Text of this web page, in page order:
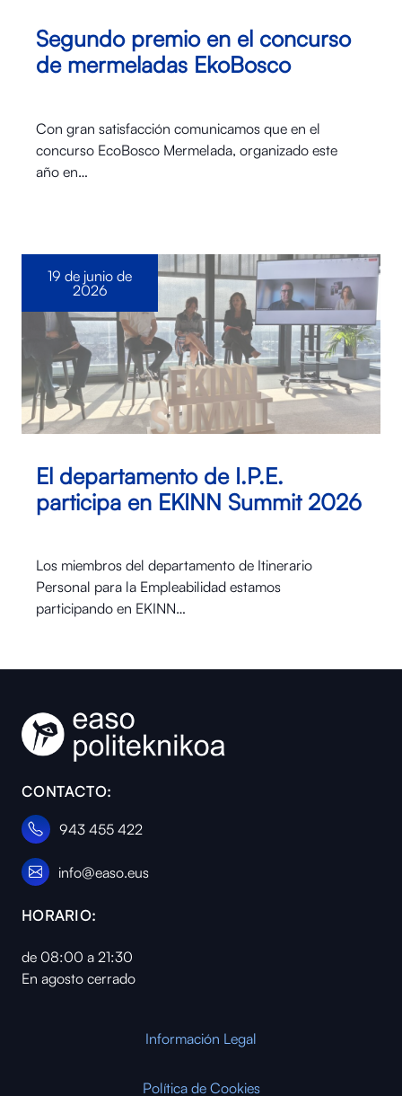
Segundo premio en el concurso
de mermeladas EkoBosco
Con gran satisfacción comunicamos que en el
concurso EcoBosco Mermelada, organizado este
año en…
El departamento de I.P.E.
participa en EKINN Summit 2026
Los miembros del departamento de Itinerario
Personal para la Empleabilidad estamos
participando en EKINN…
19 de junio de
2026
CONTACTO:
943 455 422
info@easo.eus
HORARIO:
de 08:00 a 21:30
En agosto cerrado
Información Legal
Política de Cookies